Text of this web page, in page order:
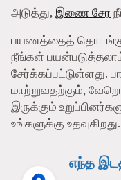
அடுத்து, இணை சேர
பயணத்தைத்
நீங்கள்
சேர்க்கப்பட்டுள்ளது.
மாற்றுவதற்கும்,
இருக்கும்
உங்களுக்கு உதவுகிறது.
எந்த